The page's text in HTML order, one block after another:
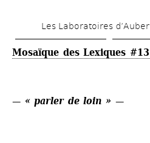
to
main
Les Laboratoires
Mosaïque des Lexiques
— « parler de loin » —